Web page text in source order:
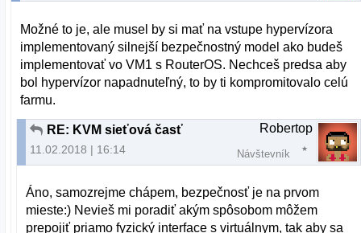
Možné to je, ale musel by si mať na vstupe hypervízora
implementovaný silnejší bezpečnostný model ako budeš
implementovať vo VM1 s RouterOS. Nechceš predsa aby
bol hypervízor napadnuteľný, to by ti kompromitovalo celú
farmu.
RE: KVM sieťová časť
11.02.2018 | 16:14
Robertop
Návštevník
Áno, samozrejme chápem, bezpečnosť je na prvom
mieste:) Nevieš mi poradiť akým spôsobom môžem
prepojiť priamo fyzický interface s virtuálnym, tak aby sa